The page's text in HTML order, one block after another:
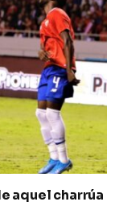
aquel charrúa